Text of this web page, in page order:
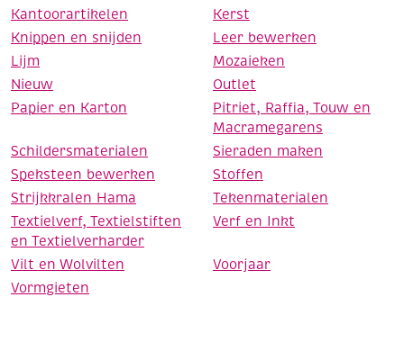
Kantoorartikelen
Kerst
Knippen en snijden
Leer bewerken
Lijm
Mozaieken
Nieuw
Outlet
Papier en Karton
Pitriet, Raffia, Touw en
Macramegarens
Schildersmaterialen
Sieraden maken
Speksteen bewerken
Stoffen
Strijkkralen Hama
Tekenmaterialen
Textielverf, Textielstiften
en Textielverharder
Verf en Inkt
Vilt en Wolvilten
Voorjaar
Vormgieten